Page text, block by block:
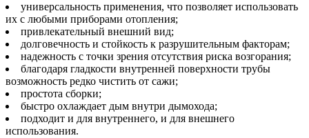
универсальность применения, что позволяет использовать
их с любыми приборами отопления;
привлекательный внешний вид;
долговечность и стойкость к разрушительным факторам;
надежность с точки зрения отсутствия риска возгорания;
благодаря гладкости внутренней поверхности трубы
возможность редко чистить от сажи;
простота сборки;
быстро охлаждает дым внутри дымохода;
подходит и для внутреннего, и для внешнего
использования.